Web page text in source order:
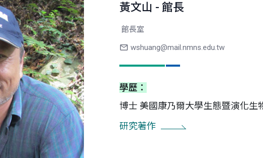
黃文山 - 館長
館長室
wshuang@mail.nmns.edu.tw
學歷：
博士 美國康乃爾大學生態暨演化生
研究著作